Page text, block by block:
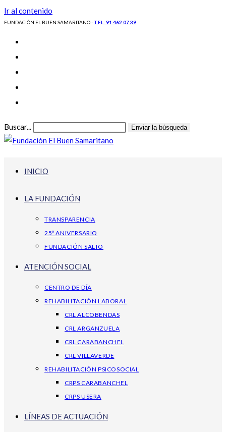
Ir al contenido
FUNDACIÓN EL BUEN SAMARITANO - TEL: 91 462 07 39
Buscar... Enviar la búsqueda
INICIO
LA FUNDACIÓN
TRANSPARENCIA
25º ANIVERSARIO
FUNDACIÓN SALTO
ATENCIÓN SOCIAL
CENTRO DE DÍA
REHABILITACIÓN LABORAL
CRL ALCOBENDAS
CRL ARGANZUELA
CRL CARABANCHEL
CRL VILLAVERDE
REHABILITACIÓN PSICOSOCIAL
CRPS CARABANCHEL
CRPS USERA
LÍNEAS DE ACTUACIÓN